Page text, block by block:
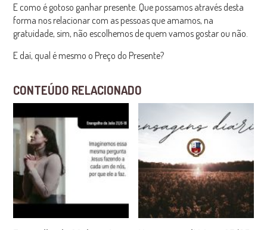
E como é gotoso ganhar presente. Que possamos através desta
forma nos relacionar com as pessoas que amamos, na
gratuidade, sim, não escolhemos de quem vamos gostar ou não.
E daí, qual é mesmo o Preço do Presente?
CONTEÚDO RELACIONADO